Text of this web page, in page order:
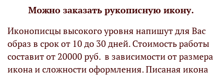
Можно заказать рукописную икону.
Иконописцы высокого уровня напишут для Вас
образ в срок от 10 до 30 дней. Стоимость работы
составит от 20000 руб. в зависимости от размера
икона и сложности оформления. Писаная икона